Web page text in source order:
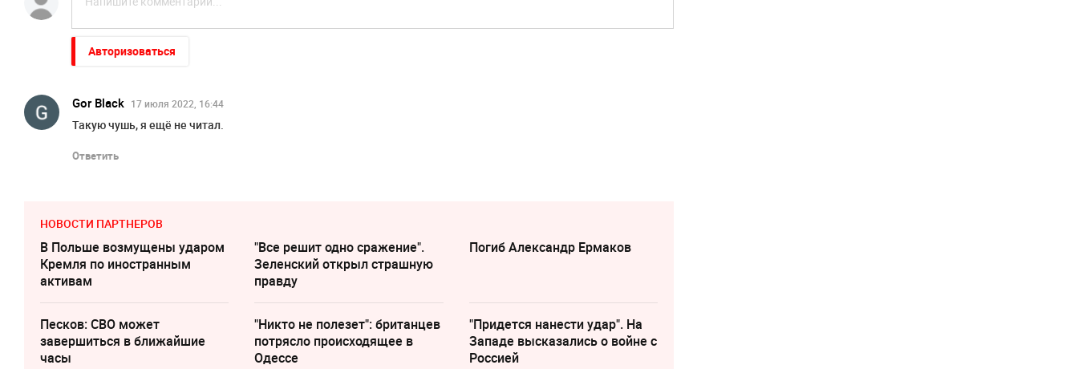
Авторизоваться
Gor Black 17 июля 2022, 16:44
Такую чушь, я ещё не читал.
Ответить
НОВОСТИ ПАРТНЕРОВ
В Польше возмущены ударом
Кремля по иностранным
активам
"Все решит одно сражение".
Зеленский открыл страшную
правду
Погиб Александр Ермаков
Песков: СВО может
завершиться в ближайшие
часы
"Никто не полезет": британцев
потрясло происходящее в
Одессе
"Придется нанести удар". На
Западе высказались о войне с
Россией